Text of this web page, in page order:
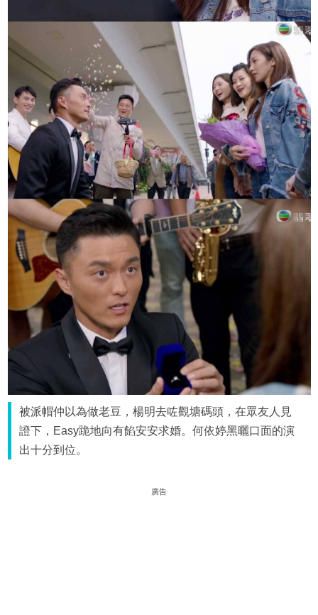
被派帽仲以為做老豆，楊明去咗觀塘碼頭，在眾友人見
證下，Easy跪地向有餡安安求婚。何依婷黑曬口面的演
出十分到位。
廣告